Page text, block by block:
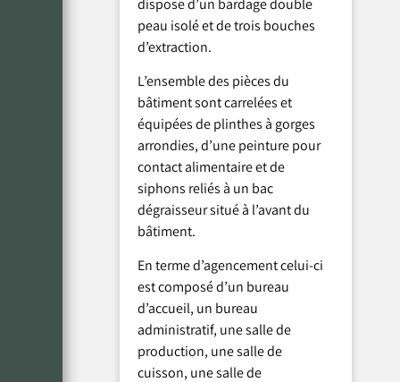
peau isolé et de trois bouches
d’extraction.
L’ensemble des pièces du
bâtiment sont carrelées et
équipées de plinthes à gorges
arrondies, d’une peinture pour
contact alimentaire et de
siphons reliés à un bac
dégraisseur situé à l’avant du
bâtiment.
En terme d’agencement celui-ci
est composé d’un bureau
d’accueil, un bureau
administratif, une salle de
production, une salle de
cuisson, une salle de